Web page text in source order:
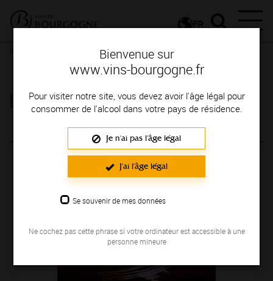
Bienvenue sur
www.vins-bourgogne.fr
Pour visiter notre site, vous devez avoir l'âge légal pour
consommer de l'alcool dans votre pays de résidence.
Je n'ai pas l'âge légal
J'ai l'âge légal
Se souvenir de mes données
Ne cochez pas cette phrase si votre ordinateur est accessible à une
personne mineure
FR
Nos atouts naturels
Vinification et élevage
Les secrets d’un vin bien élevé
Les secrets d’un vin bien élevé
Du sur-mesure pour façonner les vins
de Bourgogne